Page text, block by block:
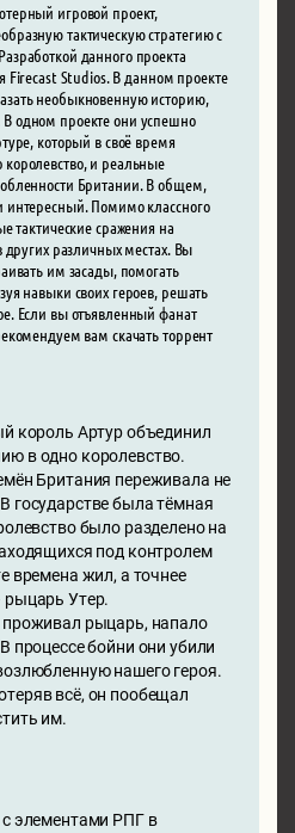
игровой проект,
тактическую стратегию с
данного проекта
Firecast Studios. В данном проекте
необыкновенную историю,
одном проекте они успешно
который в своё время
и реальные
Британии. В общем,
Помимо классного
тактические сражения на
других различных местах. Вы
им засады, помогать
навыки своих героев, решать
Если вы отъявленный фанат
вам скачать торрент
король Артур объединил
в одно королевство.
Британия переживала не
государстве была тёмная
было разделено на
под контролем
времена жил, а точнее
Утер.
рыцарь, напало
процессе бойни они убили
нашего героя.
всё, он пообещал
им.
с элементами РПГ в